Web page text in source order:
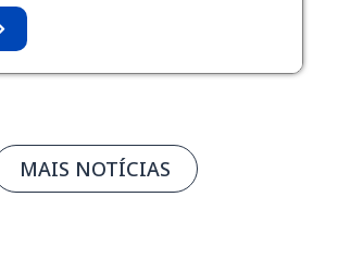
MAIS NOTÍCIAS